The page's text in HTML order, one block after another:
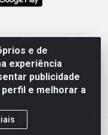
e de
experiência
publicidade
e melhorar a
Av. Jorn. Assis
Campina
12.110.462/0001-